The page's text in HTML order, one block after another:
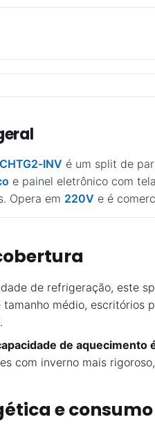
INV é um split de
e painel eletrônico com
Opera em 220V e é
de refrigeração, este
médio, escritórios
de aquecimento
com inverno mais
e consumo